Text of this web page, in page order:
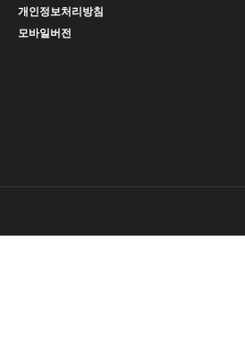
개인정보처리방침
모바일버전